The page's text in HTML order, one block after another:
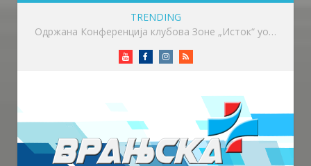
TRENDING
Вучић: Расписивање избора за који дан или недељу
YoutubeFacebookInstagram
RSS